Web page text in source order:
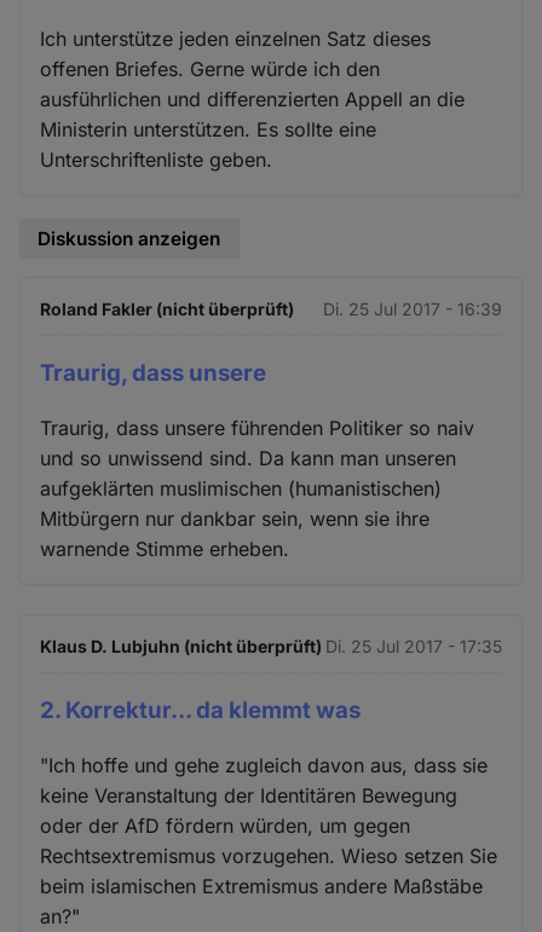
Ich unterstütze jeden einzelnen Satz dieses
offenen Briefes. Gerne würde ich den
ausführlichen und differenzierten Appell an die
Ministerin unterstützen. Es sollte eine
Unterschriftenliste geben.
Diskussion anzeigen
Roland Fakler (nicht überprüft) Di. 25 Jul 2017 - 16:39
Traurig, dass unsere
Traurig, dass unsere führenden Politiker so naiv
und so unwissend sind. Da kann man unseren
aufgeklärten muslimischen (humanistischen)
Mitbürgern nur dankbar sein, wenn sie ihre
warnende Stimme erheben.
Klaus D. Lubjuhn (nicht überprüft) Di. 25 Jul 2017 - 17:35
2. Korrektur... da klemmt was
"Ich hoffe und gehe zugleich davon aus, dass sie
keine Veranstaltung der Identitären Bewegung
oder der AfD fördern würden, um gegen
Rechtsextremismus vorzugehen. Wieso setzen Sie
beim islamischen Extremismus andere Maßstäbe
an?"